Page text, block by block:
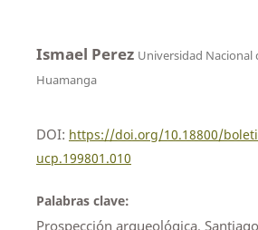
Ismael Perez Universidad Nacional
Huamanga
DOI: https://doi.org/10.18800/
ucp.199801.010
Palabras clave:
Prospección arqueológica,